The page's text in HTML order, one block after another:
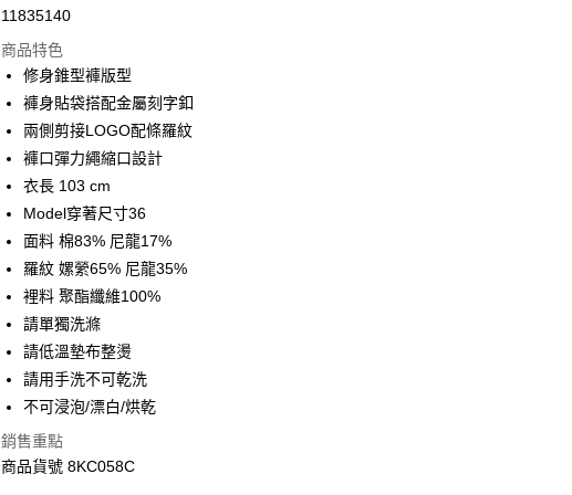
Apple Pay
街口支付
悠遊付
Google Pay
全盈+PAY
AFTEE先享後付
相關說明
【關於「AFTEE先享後付」】
AFTEE先享後付是「在收到商品之後才付款」的支付方式。 讓您購物簡單
便利好安心！
１．簡單：不需註冊會員、不需綁卡、不需儲值。
２．便利：只要手機號碼，簡訊認證，即可結帳。
【「AFTEE先享後付」結帳流程】
ATM付款
運送方式
宅配
每筆NT$120，滿NT$3,000(含以上)免運費
11835140
商品特色
修身錐型褲版型
褲身貼袋搭配金屬刻字釦
兩側剪接LOGO配條羅紋
褲口彈力繩縮口設計
衣長 103 cm
Model穿著尺寸36
面料 棉83% 尼龍17%
羅紋 嫘縈65% 尼龍35%
裡料 聚酯纖維100%
請單獨洗滌
請低溫墊布整燙
請用手洗不可乾洗
不可浸泡/漂白/烘乾
銷售重點
商品貨號 8KC058C